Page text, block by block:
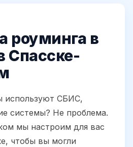
роуминга в
Спасске-
используют СБИС,
системы? Не проблема.
мы настроим для вас
чтобы вы могли